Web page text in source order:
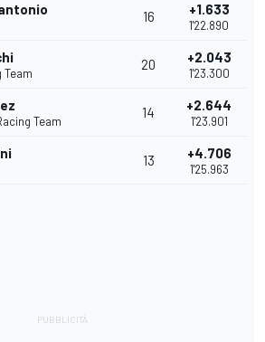
16 +1.633
1'22.890
Team
20 +2.043
1'23.300
Team
14 +2.644
1'23.901
13 +4.706
1'25.963